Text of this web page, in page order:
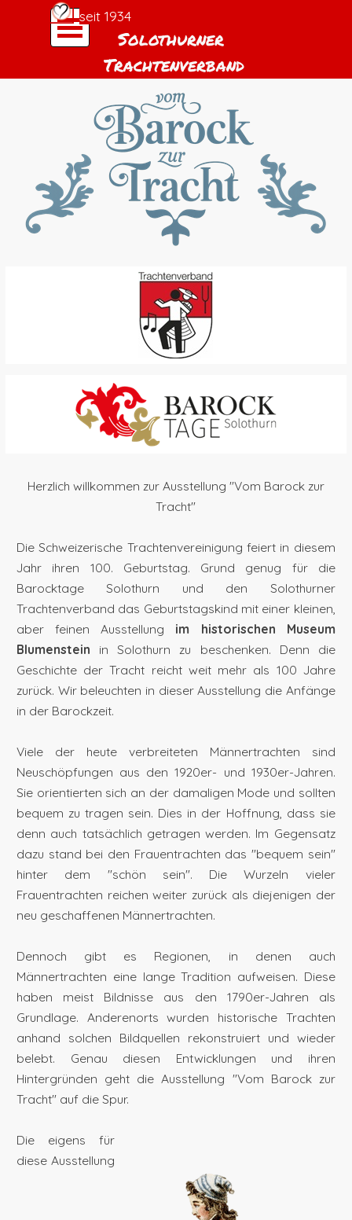
Direkt zum Seiteninhalt
Menü überspringen
Solothurner
Trachtenverband
seit 1934
Herzlich willkommen zur Ausstellung "Vom Barock zur
Tracht"
Die Schweizerische Trachtenvereinigung feiert in diesem
Jahr ihren 100. Geburtstag. Grund genug für die
Barocktage Solothurn und den Solothurner
Trachtenverband das Geburtstagskind mit einer kleinen,
aber feinen Ausstellung im historischen Museum
Blumenstein in Solothurn zu beschenken. Denn die
Geschichte der Tracht reicht weit mehr als 100 Jahre
zurück. Wir beleuchten in dieser Ausstellung die Anfänge
in der Barockzeit.
Viele der heute verbreiteten Männertrachten sind
Neuschöpfungen aus den 1920er- und 1930er-Jahren.
Sie orientierten sich an der damaligen Mode und sollten
bequem zu tragen sein. Dies in der Hoffnung, dass sie
denn auch tatsächlich getragen werden. Im Gegensatz
dazu stand bei den Frauentrachten das "bequem sein"
hinter dem "schön sein". Die Wurzeln vieler
Frauentrachten reichen weiter zurück als diejenigen der
neu geschaffenen Männertrachten.
Dennoch gibt es Regionen, in denen auch
Männertrachten eine lange Tradition aufweisen. Diese
haben meist Bildnisse aus den 1790er-Jahren als
Grundlage. Anderenorts wurden historische Trachten
anhand solchen Bildquellen rekonstruiert und wieder
belebt. Genau diesen Entwicklungen und ihren
Hintergründen geht die Ausstellung "Vom Barock zur
Tracht" auf die Spur.
Die eigens für
diese Ausstellung